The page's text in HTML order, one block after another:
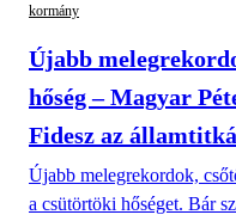
kormány
Újabb
hőség – Magyar
Fidesz az
Újabb melegrekordok,
a csütörtöki hőséget. Bár